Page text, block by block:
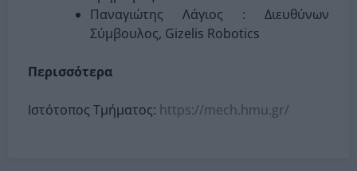
Παναγιώτης Λάγιος : Διευθύνων
Σύμβουλος, Gizelis Robotics
Περισσότερα
Ιστότοπος Τμήματος: https://mech.hmu.gr/